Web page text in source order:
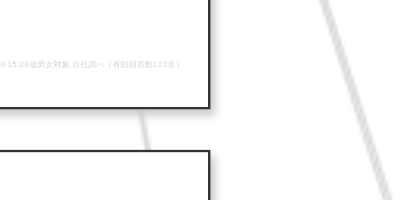
※15-29歳男女対象 自社調べ（有効回答数122名）